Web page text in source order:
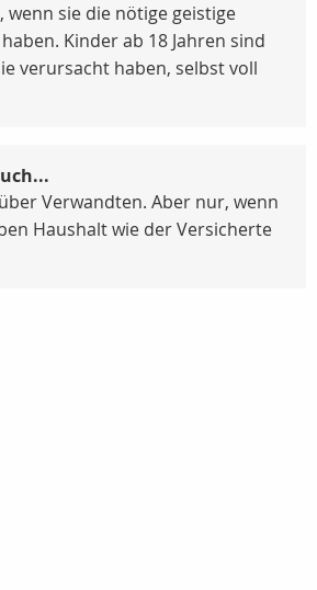
wenn sie die nötige geistige
Kinder ab 18 Jahren sind
verursacht haben, selbst voll
Verwandten. Aber nur, wenn
Haushalt wie der Versicherte